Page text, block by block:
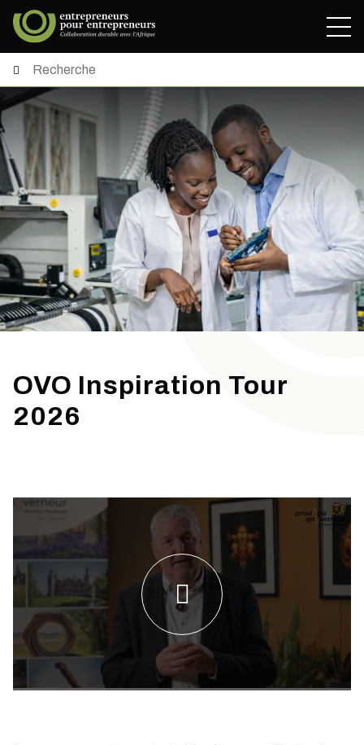
OVO Inspiration Tour
2026